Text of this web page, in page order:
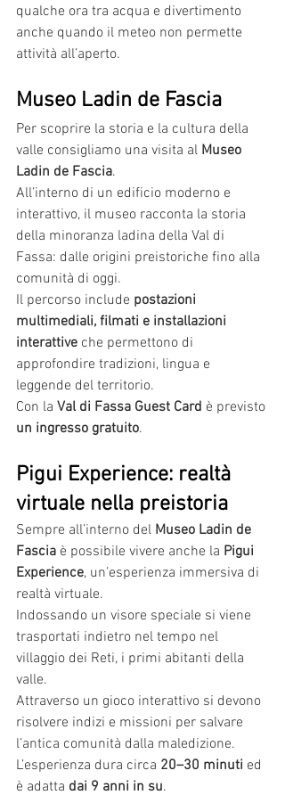
qualche ora tra acqua e divertimento
anche quando il meteo non permette
attività all’aperto.
Museo Ladin de Fascia
Per scoprire la storia e la cultura della
valle consigliamo una visita al Museo
Ladin de Fascia.
All’interno di un edificio moderno e
interattivo, il museo racconta la storia
della minoranza ladina della Val di
Fassa: dalle origini preistoriche fino alla
comunità di oggi.
Il percorso include postazioni
multimediali, filmati e installazioni
interattive che permettono di
approfondire tradizioni, lingua e
leggende del territorio.
Con la Val di Fassa Guest Card è previsto
un ingresso gratuito.
Pigui Experience: realtà
virtuale nella preistoria
Sempre all’interno del Museo Ladin de
Fascia è possibile vivere anche la Pigui
Experience, un’esperienza immersiva di
realtà virtuale.
Indossando un visore speciale si viene
trasportati indietro nel tempo nel
villaggio dei Reti, i primi abitanti della
valle.
Attraverso un gioco interattivo si devono
risolvere indizi e missioni per salvare
l’antica comunità dalla maledizione.
L’esperienza dura circa 20–30 minuti ed
è adatta dai 9 anni in su.